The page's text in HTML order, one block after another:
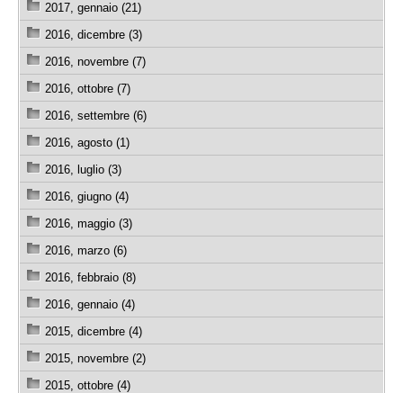
2017, gennaio (21)
2016, dicembre (3)
2016, novembre (7)
2016, ottobre (7)
2016, settembre (6)
2016, agosto (1)
2016, luglio (3)
2016, giugno (4)
2016, maggio (3)
2016, marzo (6)
2016, febbraio (8)
2016, gennaio (4)
2015, dicembre (4)
2015, novembre (2)
2015, ottobre (4)